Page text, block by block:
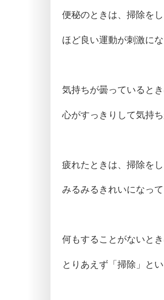
便秘のときは、掃除をし
ほど良い運動が刺激に
気持ちが曇っていると
心がすっきりして気持ち
疲れたときは、掃除をし
みるみるきれいになっ
何もすることがないと
とりあえず「掃除」と